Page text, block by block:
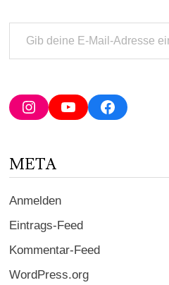
deine
Adresse
ein ...
InstagramYouTubeFacebook
META
Anmelden
Eintrags-Feed
Kommentar-Feed
WordPress.org